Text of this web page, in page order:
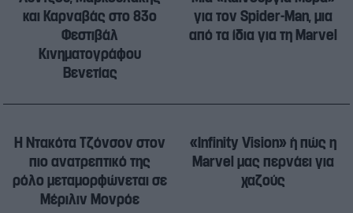
και Καρναβάς στο 83ο
Φεστιβάλ
Κινηματογράφου
Βενετίας
για τον Spider-Man, μια
από τα ίδια για τη Marvel
Η Ντακότα Τζόνσον στον
πιο ανατρεπτικό της
ρόλο μεταμορφώνεται σε
Μέριλιν Μονρόε
«Infinity Vision» ή πώς η
Marvel μας περνάει για
χαζούς